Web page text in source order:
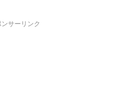
ンサーリンク